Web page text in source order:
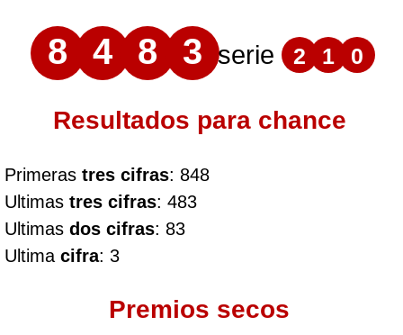
8 4 8 3 serie 2 1 0
Resultados para chance
Primeras tres cifras: 848
Ultimas tres cifras: 483
Ultimas dos cifras: 83
Ultima cifra: 3
Premios secos